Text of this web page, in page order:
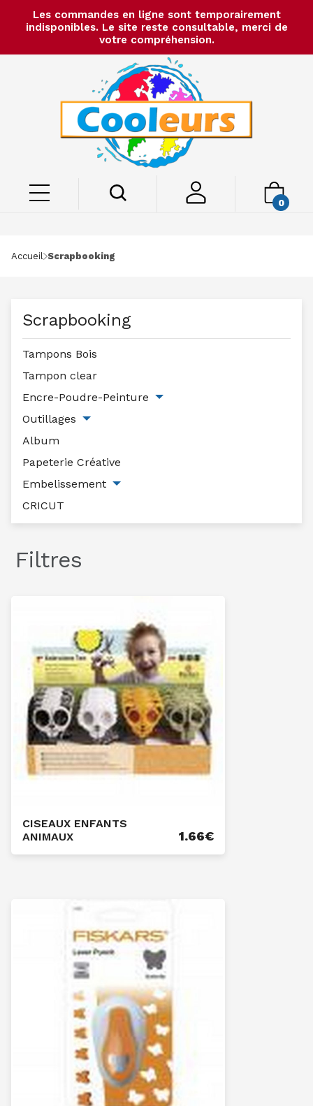
Les commandes en ligne sont temporairement
indisponibles. Le site reste consultable, merci de
votre compréhension.
0
Accueil Scrapbooking
Scrapbooking
Tampons Bois
Tampon clear
Encre-Poudre-Peinture
Outillages
Album
Papeterie Créative
Embelissement
CRICUT
Filtres
CISEAUX ENFANTS
ANIMAUX
1.66€